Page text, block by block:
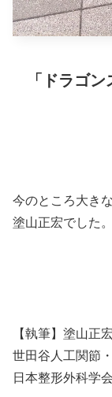
「ドラゴ
今のところ大き
塗山正宏でした。
【執筆】塗山正
世田谷人工関節
日本整形外科学